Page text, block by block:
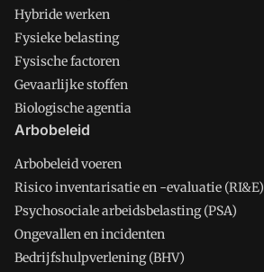
Hybride werken
Fysieke belasting
Fysische factoren
Gevaarlijke stoffen
Biologische agentia
Arbobeleid
Arbobeleid voeren
Risico inventarisatie en -evaluatie (RI&E)
Psychosociale arbeidsbelasting (PSA)
Ongevallen en incidenten
Bedrijfshulpverlening (BHV)